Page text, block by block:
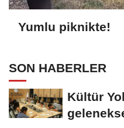
Yumlu piknikte!
SON HABERLER
Kültür